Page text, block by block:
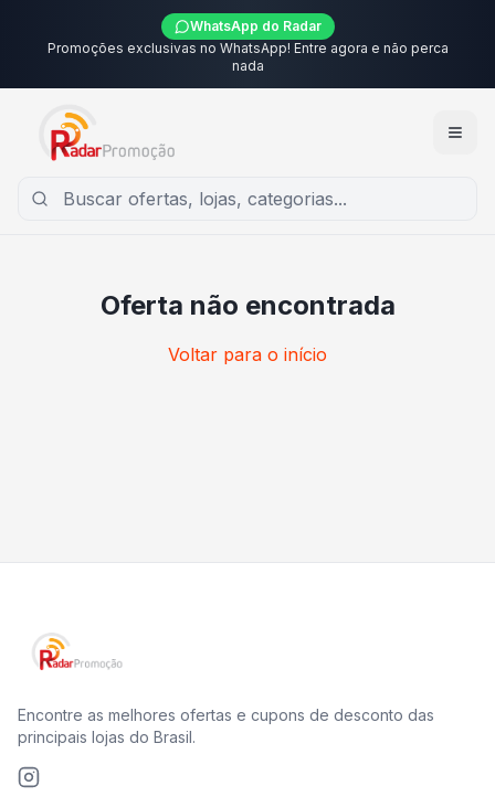
WhatsApp do Radar
Promoções exclusivas no WhatsApp! Entre agora e não perca
nada
Oferta não encontrada
Voltar para o início
Encontre as melhores ofertas e cupons de desconto das
principais lojas do Brasil.